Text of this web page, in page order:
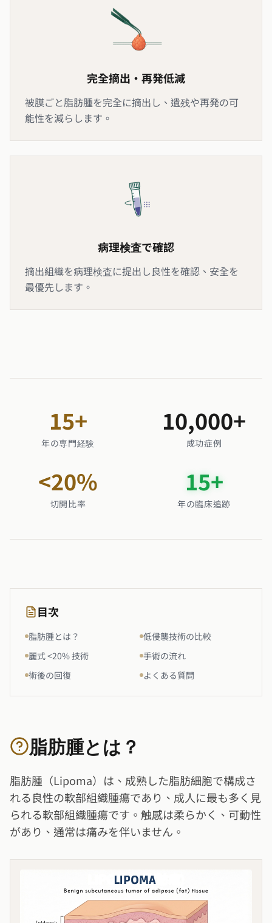
完全摘出・再発低減
被膜ごと脂肪腫を完全に摘出し、遺残や再発の可
能性を減らします。
病理検査で確認
摘出組織を病理検査に提出し良性を確認、安全を
最優先します。
15+
年の専門経験
10,000+
成功症例
<20%
切開比率
15+
年の臨床追跡
目次
脂肪腫とは？
低侵襲技術の比較
麗式 <20% 技術
手術の流れ
術後の回復
よくある質問
脂肪腫とは？
脂肪腫（Lipoma）は、成熟した脂肪細胞で構成さ
れる良性の軟部組織腫瘍であり、成人に最も多く見
られる軟部組織腫瘍です。触感は柔らかく、可動性
があり、通常は痛みを伴いません。